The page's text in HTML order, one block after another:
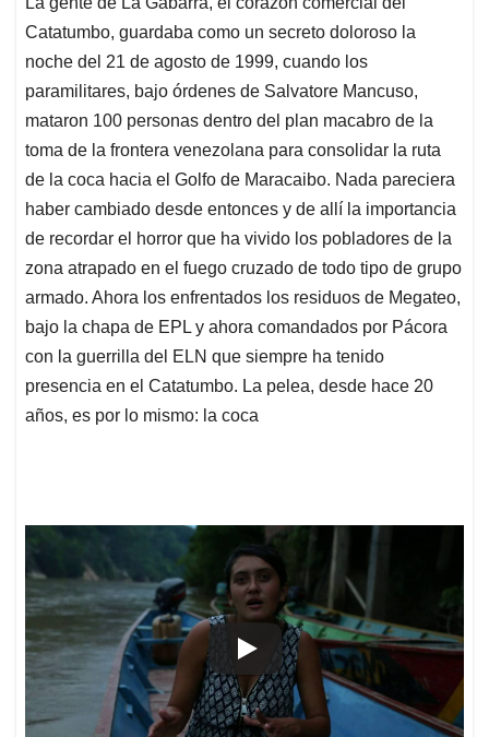
s
A
p
p
b
o
o
k
e
d
I
n
l
a
d
s
Catatumbo, guardaba como un secreto doloroso la
noche del 21 de agosto de 1999, cuando los
paramilitares, bajo órdenes de Salvatore Mancuso,
mataron 100 personas dentro del plan macabro de la
toma de la frontera venezolana para consolidar la ruta
de la coca hacia el Golfo de Maracaibo. Nada pareciera
haber cambiado desde entonces y de allí la importancia
de recordar el horror que ha vivido los pobladores de la
zona atrapado en el fuego cruzado de todo tipo de grupo
armado. Ahora los enfrentados los residuos de Megateo,
bajo la chapa de EPL y ahora comandados por Pácora
con la guerrilla del ELN que siempre ha tenido
presencia en el Catatumbo. La pelea, desde hace 20
años, es por lo mismo: la coca